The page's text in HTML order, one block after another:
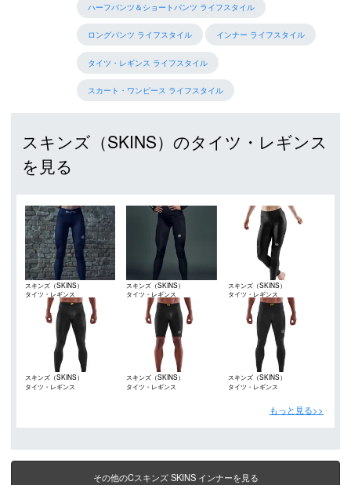
ハーフパンツ＆ショートパンツ ライフスタイル
ロングパンツ ライフスタイル インナー ライフスタイル
タイツ・レギンス ライフスタイル
スカート・ワンピース ライフスタイル
スキンズ（SKINS）のタイツ・レギンス
を見る
スキンズ（SKINS）
タイツ・レギンス
スキンズ（SKINS）
タイツ・レギンス
スキンズ（SKINS）
タイツ・レギンス
スキンズ（SKINS）
タイツ・レギンス
スキンズ（SKINS）
タイツ・レギンス
スキンズ（SKINS）
タイツ・レギンス
もっと見る>>
その他のCスキンズ SKINS インナーを見る